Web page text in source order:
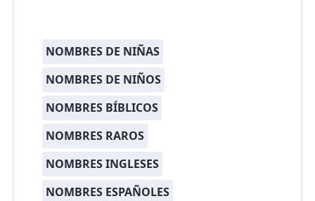
NOMBRES DE NIÑAS
NOMBRES DE NIÑOS
NOMBRES BÍBLICOS
NOMBRES RAROS
NOMBRES INGLESES
NOMBRES ESPAÑOLES